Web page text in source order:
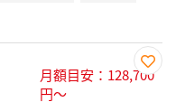
お気
月額目安：128,700
円～